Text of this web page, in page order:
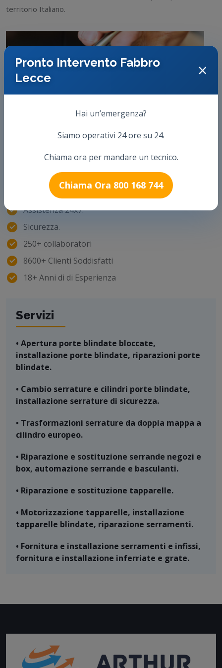
Pronto Intervento Fabbro
Lecce
×
Hai un’emergenza?
Siamo operativi 24 ore su 24.
Chiama ora per mandare un tecnico.
Chiama Ora 800 168 744
territorio Italiano.
Assistenza 24x7.
Sicurezza.
250+ collaboratori
8600+ Clienti Soddisfatti
18+ Anni di di Esperienza
Servizi
• Apertura porte blindate bloccate,
installazione porte blindate, riparazioni porte
blindate.
• Cambio serrature e cilindri porte blindate,
installazione serrature di sicurezza.
• Trasformazioni serrature da doppia mappa a
cilindro europeo.
• Riparazione e sostituzione serrande negozi e
box, automazione serrande e basculanti.
• Riparazione e sostituzione tapparelle.
• Motorizzazione tapparelle, installazione
tapparelle blindate, riparazione serramenti.
• Fornitura e installazione serramenti e infissi,
fornitura e installazione inferriate e grate.